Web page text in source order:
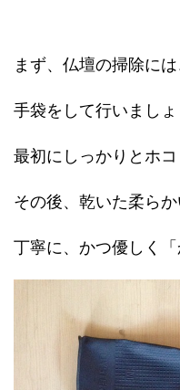
まず、仏壇の掃除には
手袋をして行いましょ
最初にしっかりとホコ
その後、乾いた柔ら
丁寧に、かつ優しく「